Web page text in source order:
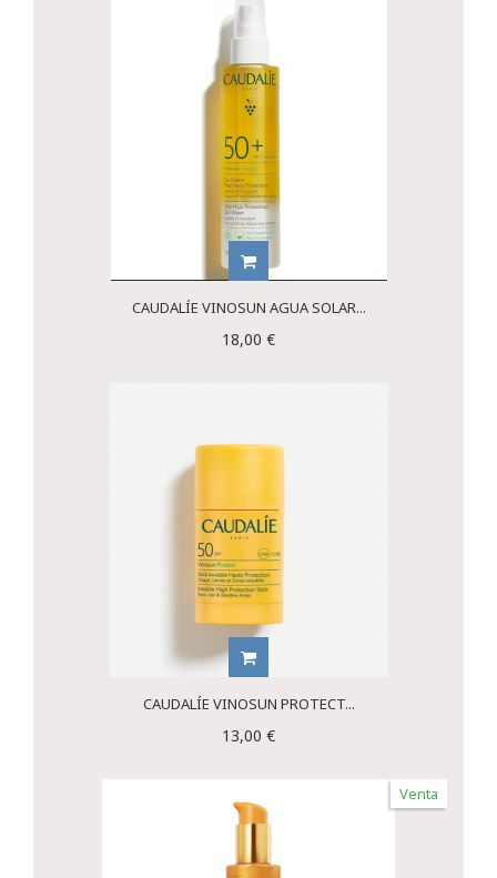
CAUDALÍE VINOSUN AGUA SOLAR...
18,00 €
CAUDALÍE VINOSUN PROTECT...
13,00 €
Venta